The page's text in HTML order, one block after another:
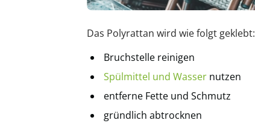
Das Polyrattan wird wie folgt geklebt:
Bruchstelle reinigen
Spülmittel und Wasser nutzen
entferne Fette und Schmutz
gründlich abtrocknen